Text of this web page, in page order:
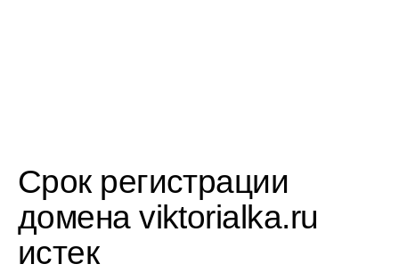
Срок регистрации
домена viktorialka.ru
истек